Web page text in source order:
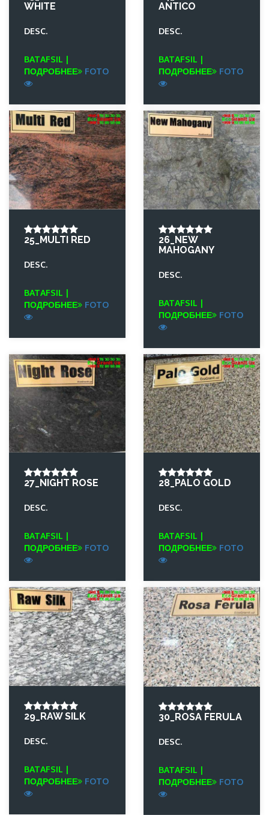
WHITE
DESC.
BATAFSIL |
ПОДРОБНЕЕ
FOTO
ANTICO
DESC.
BATAFSIL |
ПОДРОБНЕЕ
FOTO
25_MULTI RED
DESC.
BATAFSIL |
ПОДРОБНЕЕ
FOTO
26_NEW
MAHOGANY
DESC.
BATAFSIL |
ПОДРОБНЕЕ
FOTO
27_NIGHT ROSE
DESC.
BATAFSIL |
ПОДРОБНЕЕ
FOTO
28_PALO GOLD
DESC.
BATAFSIL |
ПОДРОБНЕЕ
FOTO
29_RAW SILK
DESC.
BATAFSIL |
ПОДРОБНЕЕ
FOTO
30_ROSA FERULA
DESC.
BATAFSIL |
ПОДРОБНЕЕ
FOTO